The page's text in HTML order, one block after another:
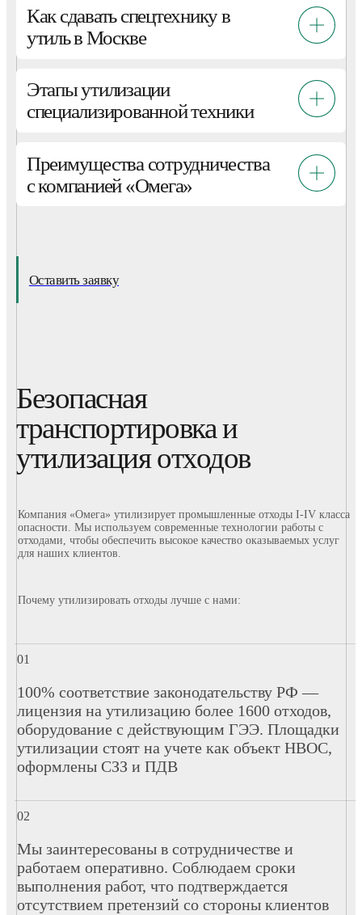
Как сдавать спецтехнику в
утиль в Москве
Этапы утилизации
специализированной техники
Преимущества сотрудничества
с компанией «Омега»
Оставить заявку
Безопасная
транспортировка и
утилизация отходов
Компания «Омега» утилизирует промышленные отходы I-IV класса
опасности. Мы используем современные технологии работы с
отходами, чтобы обеспечить высокое качество оказываемых услуг
для наших клиентов.
Почему утилизировать отходы лучше с нами:
100% соответствие законодательству РФ —
лицензия на утилизацию более 1600 отходов,
оборудование с действующим ГЭЭ. Площадки
утилизации стоят на учете как объект НВОС,
оформлены СЗЗ и ПДВ
Мы заинтересованы в сотрудничестве и
работаем оперативно. Соблюдаем сроки
выполнения работ, что подтверждается
отсутствием претензий со стороны клиентов